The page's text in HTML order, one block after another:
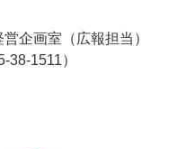
企画室（広報担当）
1511）